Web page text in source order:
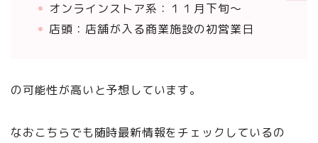
オンラインストア系：１１月下旬〜
店頭：店舗が入る商業施設の初営業日
の可能性が高いと予想しています。
なおこちらでも随時最新情報をチェックしているの